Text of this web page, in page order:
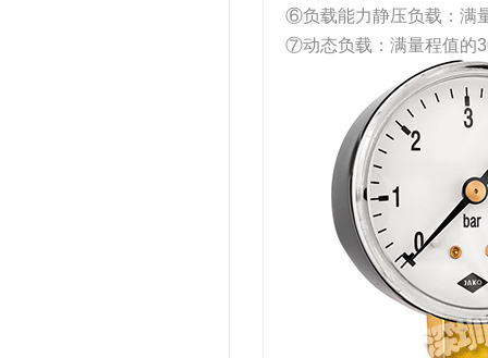
⑥负载能力静压负载：满
⑦动态负载：满量程值的